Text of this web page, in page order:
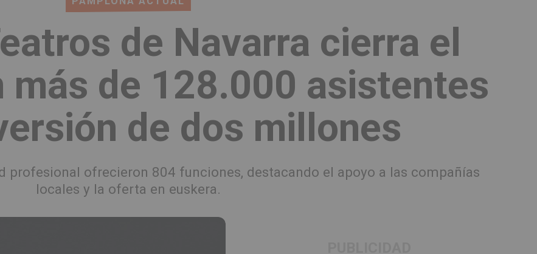
de Navarra cierra el
más de 128.000 asistentes
de dos millones
profesional ofrecieron 804 funciones, destacando el apoyo a las compañías
locales y la oferta en euskera.